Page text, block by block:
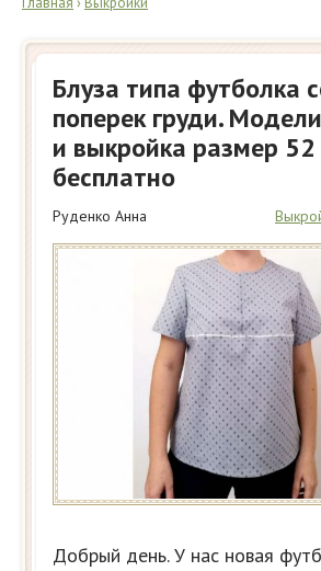
Блуза типа футболка
поперек груди.
и выкройка размер 52
бесплатно
Руденко Анна
Добрый день. У нас новая